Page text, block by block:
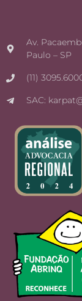
Av.
Paulo – SP
(11)
SAC: